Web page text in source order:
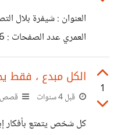
ليسير ذاهبا عائدافي
العنوان : شيفرة بلال
لنجعل من معاناتنا معنى
متعدد و لا ينتهي ، و
شيفرة بلال التي تعتبر
. الرواية تدور
1
الكل مبدع ، فقط
قبل 4 سنوات قصص
كل شخص يتمتع بأفكار